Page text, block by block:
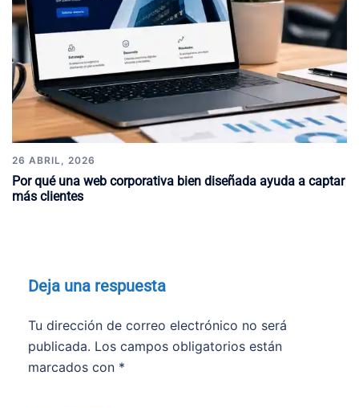
26 ABRIL, 2026
Por qué una web corporativa bien diseñada ayuda a captar
más clientes
Deja una respuesta
Tu dirección de correo electrónico no será
publicada. Los campos obligatorios están
marcados con *